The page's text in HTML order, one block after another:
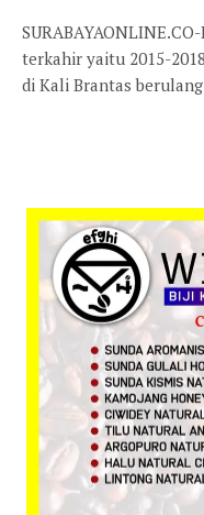
terkahir yaitu 2015-
di Kali Brantas